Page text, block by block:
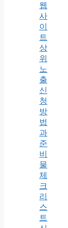
웹
사
이
트
상
위
노
출
신
청
방
법
과
준
비
물
체
크
리
스
트